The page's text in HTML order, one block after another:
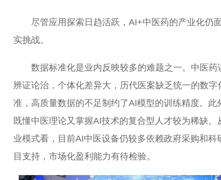
尽管应用探索日趋活跃，AI+中医药的产业化仍
实挑战。
数据标准化是业内反映较多的难题之一。中医药
辨证论治，个体化差异大，历代医案缺乏统一的数字
准，高质量数据的不足制约了AI模型的训练精度。此
既懂中医理论又掌握AI技术的复合型人才较为稀缺。
业模式看，目前AI中医设备仍较多依赖政府采购和科
目支持，市场化盈利能力有待检验。